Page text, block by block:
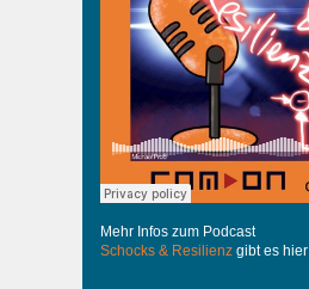
Mehr Infos zum Podcast
Schocks & Resilienz gibt es hier